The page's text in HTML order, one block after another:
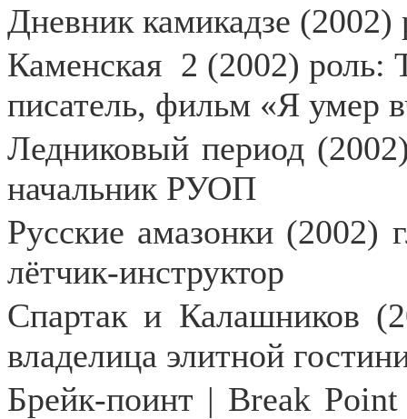
Дневник камикадзе
Каменская 2 (2002) роль:
писатель, фильм «Я умер
Ледниковый период
начальник РУОП
Русские амазонки (2002)
лётчик-инструктор
Спартак и Калашников
владелица элитной
Брейк-поинт | Break